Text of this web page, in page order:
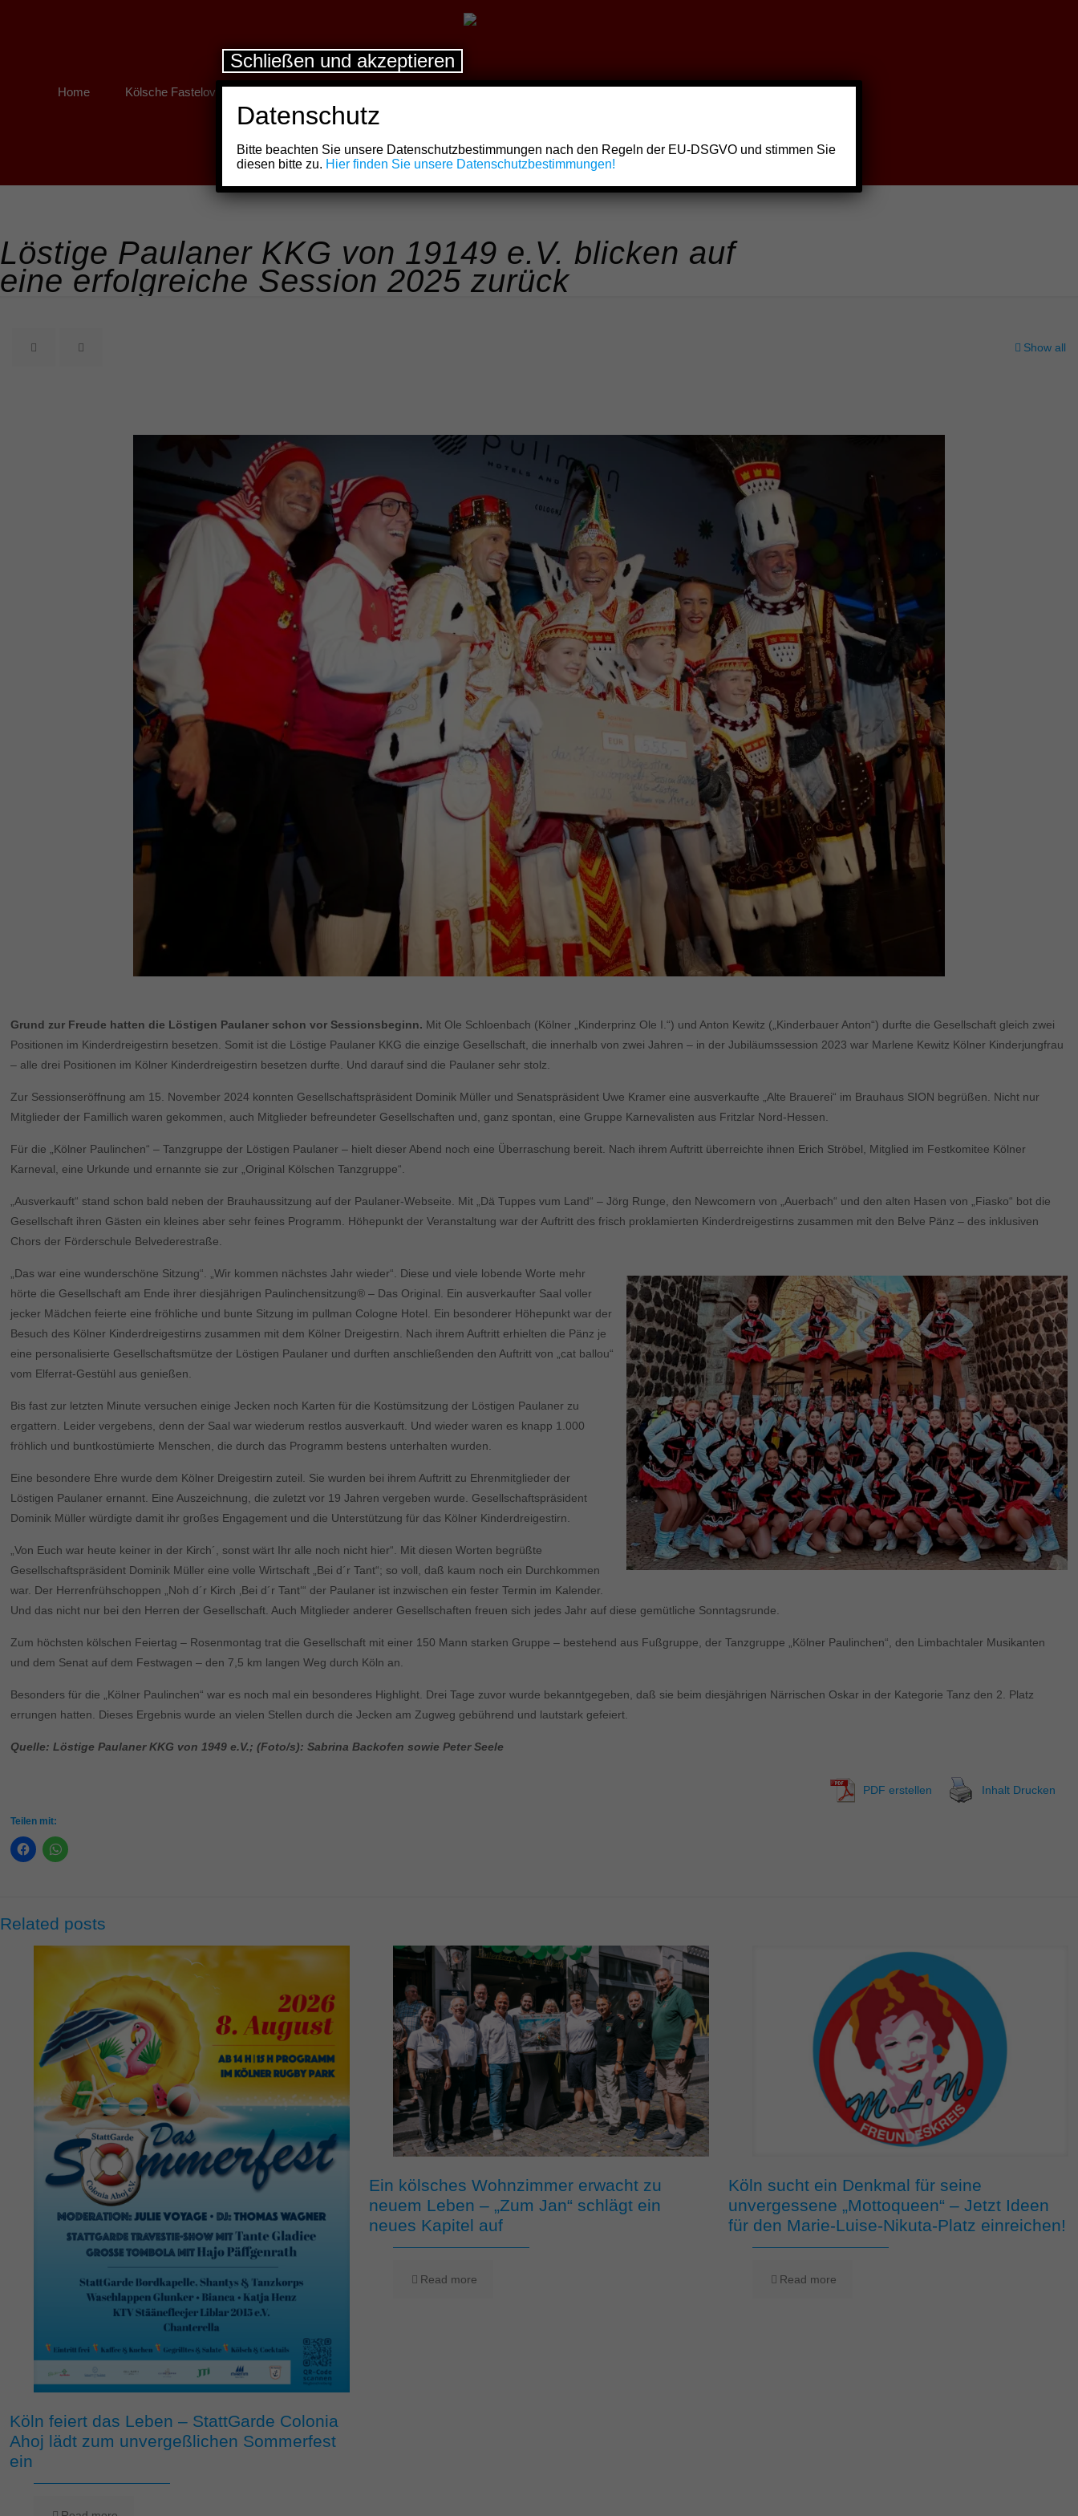
Home Kölsche Fastelovend
Löstige Paulaner KKG von 19149 e.V. blicken auf
eine erfolgreiche Session 2025 zurück
Show all
Grund zur Freude hatten die Löstigen Paulaner schon vor Sessionsbeginn. Mit Ole Schloenbach (Kölner „Kinderprinz Ole I.“) und Anton Kewitz („Kinderbauer Anton“) durfte die Gesellschaft gleich zwei
Positionen im Kinderdreigestirn besetzen. Somit ist die Löstige Paulaner KKG die einzige Gesellschaft, die innerhalb von zwei Jahren – in der Jubiläumssession 2023 war Marlene Kewitz Kölner Kinderjungfrau
– alle drei Positionen im Kölner Kinderdreigestirn besetzen durfte. Und darauf sind die Paulaner sehr stolz.
Zur Sessionseröffnung am 15. November 2024 konnten Gesellschaftspräsident Dominik Müller und Senatspräsident Uwe Kramer eine ausverkaufte „Alte Brauerei“ im Brauhaus SION begrüßen. Nicht nur
Mitglieder der Famillich waren gekommen, auch Mitglieder befreundeter Gesellschaften und, ganz spontan, eine Gruppe Karnevalisten aus Fritzlar Nord-Hessen.
Für die „Kölner Paulinchen“ – Tanzgruppe der Löstigen Paulaner – hielt dieser Abend noch eine Überraschung bereit. Nach ihrem Auftritt überreichte ihnen Erich Ströbel, Mitglied im Festkomitee Kölner
Karneval, eine Urkunde und ernannte sie zur „Original Kölschen Tanzgruppe“.
„Ausverkauft“ stand schon bald neben der Brauhaussitzung auf der Paulaner-Webseite. Mit „Dä Tuppes vum Land“ – Jörg Runge, den Newcomern von „Auerbach“ und den alten Hasen von „Fiasko“ bot die
Gesellschaft ihren Gästen ein kleines aber sehr feines Programm. Höhepunkt der Veranstaltung war der Auftritt des frisch proklamierten Kinderdreigestirns zusammen mit den Belve Pänz – des inklusiven
Chors der Förderschule Belvederestraße.
„Das war eine wunderschöne Sitzung“. „Wir kommen nächstes Jahr wieder“. Diese und viele lobende Worte mehr
hörte die Gesellschaft am Ende ihrer diesjährigen Paulinchensitzung® – Das Original. Ein ausverkaufter Saal voller
jecker Mädchen feierte eine fröhliche und bunte Sitzung im pullman Cologne Hotel. Ein besonderer Höhepunkt war der
Besuch des Kölner Kinderdreigestirns zusammen mit dem Kölner Dreigestirn. Nach ihrem Auftritt erhielten die Pänz je
eine personalisierte Gesellschaftsmütze der Löstigen Paulaner und durften anschließenden den Auftritt von „cat ballou“
vom Elferrat-Gestühl aus genießen.
Bis fast zur letzten Minute versuchen einige Jecken noch Karten für die Kostümsitzung der Löstigen Paulaner zu
ergattern. Leider vergebens, denn der Saal war wiederum restlos ausverkauft. Und wieder waren es knapp 1.000
fröhlich und buntkostümierte Menschen, die durch das Programm bestens unterhalten wurden.
Eine besondere Ehre wurde dem Kölner Dreigestirn zuteil. Sie wurden bei ihrem Auftritt zu Ehrenmitglieder der
Löstigen Paulaner ernannt. Eine Auszeichnung, die zuletzt vor 19 Jahren vergeben wurde. Gesellschaftspräsident
Dominik Müller würdigte damit ihr großes Engagement und die Unterstützung für das Kölner Kinderdreigestirn.
„Von Euch war heute keiner in der Kirch´, sonst wärt Ihr alle noch nicht hier“. Mit diesen Worten begrüßte
Gesellschaftspräsident Dominik Müller eine volle Wirtschaft „Bei d´r Tant“; so voll, daß kaum noch ein Durchkommen
war. Der Herrenfrühschoppen „Noh d´r Kirch ‚Bei d´r Tant‘“ der Paulaner ist inzwischen ein fester Termin im Kalender.
Und das nicht nur bei den Herren der Gesellschaft. Auch Mitglieder anderer Gesellschaften freuen sich jedes Jahr auf diese gemütliche Sonntagsrunde.
Zum höchsten kölschen Feiertag – Rosenmontag trat die Gesellschaft mit einer 150 Mann starken Gruppe – bestehend aus Fußgruppe, der Tanzgruppe „Kölner Paulinchen“, den Limbachtaler Musikanten
und dem Senat auf dem Festwagen – den 7,5 km langen Weg durch Köln an.
Besonders für die „Kölner Paulinchen“ war es noch mal ein besonderes Highlight. Drei Tage zuvor wurde bekanntgegeben, daß sie beim diesjährigen Närrischen Oskar in der Kategorie Tanz den 2. Platz
errungen hatten. Dieses Ergebnis wurde an vielen Stellen durch die Jecken am Zugweg gebührend und lautstark gefeiert.
Quelle: Löstige Paulaner KKG von 1949 e.V.; (Foto/s): Sabrina Backofen sowie Peter Seele
PDF erstellen Inhalt Drucken
Teilen mit:
Related posts
Köln feiert das Leben – StattGarde Colonia
Ahoj lädt zum unvergeßlichen Sommerfest
ein
Ein kölsches Wohnzimmer erwacht zu
neuem Leben – „Zum Jan“ schlägt ein
neues Kapitel auf
Read more
Köln sucht ein Denkmal für seine
unvergessene „Mottoqueen“ – Jetzt Ideen
für den Marie-Luise-Nikuta-Platz einreichen!
Read more
Datenschutz
Bitte beachten Sie unsere Datenschutzbestimmungen nach den Regeln der EU-DSGVO und stimmen Sie
diesen bitte zu. Hier finden Sie unsere Datenschutzbestimmungen!
Schließen und akzeptieren